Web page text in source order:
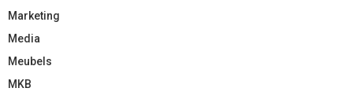
Marketing
Media
Meubels
MKB